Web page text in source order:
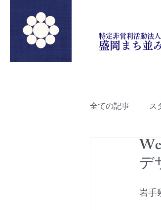
特定非営利活動法人
盛岡まち並
全ての記事 ス
「雲を紡ぐ
ルートデザイ
デ
岩手